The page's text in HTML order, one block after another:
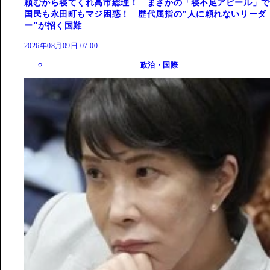
頼むから寝てくれ高市総理！ まさかの「寝不足アピール」で
国民も永田町もマジ困惑！ 歴代屈指の"人に頼れないリーダ
ー"が招く国難
2026年08月09日 07:00
政治・国際